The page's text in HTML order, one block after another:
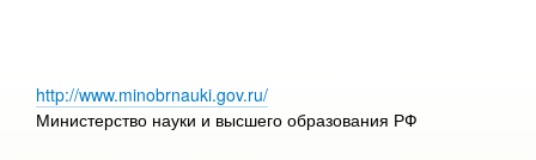
http://www.minobrnauki.gov.ru/
Министерство науки и высшего образования РФ